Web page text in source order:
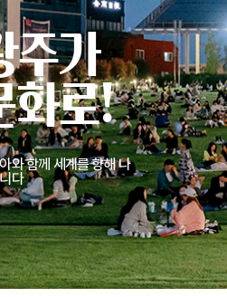
주가
화로!
와 함께 세계를 향해 나
다